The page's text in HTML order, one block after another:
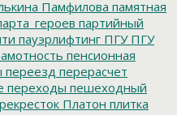
Памфилова памятная
партийный
пауэрлифтинг ПГУПГУ
пенсионная
переезд перерасчет
переходы пешеходный
Платон плитка